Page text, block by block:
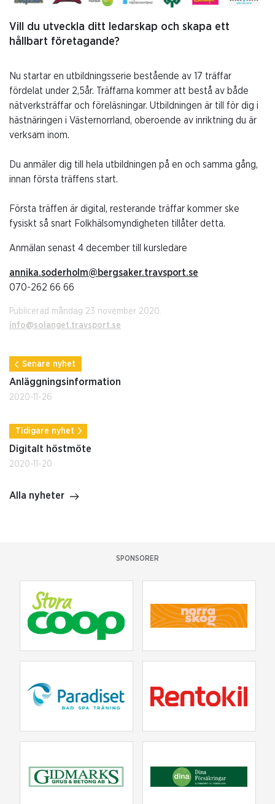
Vill du utveckla ditt ledarskap och skapa ett
hållbart företagande?
Nu startar en utbildningsserie bestående av 17 träffar
fördelat under 2,5år. Träffarna kommer att bestå av både
nätverksträffar och föreläsningar. Utbildningen är till för dig i
hästnäringen i Västernorrland, oberoende av inriktning du är
verksam inom.
Du anmäler dig till hela utbildningen på en och samma gång,
innan första träffens start.
Första träffen är digital, resterande träffar kommer ske
fysiskt så snart Folkhälsomyndigheten tillåter detta.
Anmälan senast 4 december till kursledare
annika.soderholm@bergsaker.travsport.se
070-262 66 66
Publicerad måndag 23 november 2020.
info@solanget.travsport.se
Senare nyhet
Anläggningsinformation
2020-11-26
Tidigare nyhet
Digitalt höstmöte
2020-11-20
Alla nyheter
SPONSORER